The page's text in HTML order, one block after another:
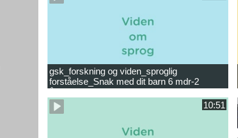
gsk_forskning og viden_sproglig
forståelse_Snak med dit barn 6 mdr-2
år.mp4
10:51